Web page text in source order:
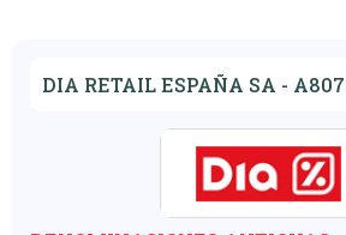
DIA RETAIL ESPAÑA SA -